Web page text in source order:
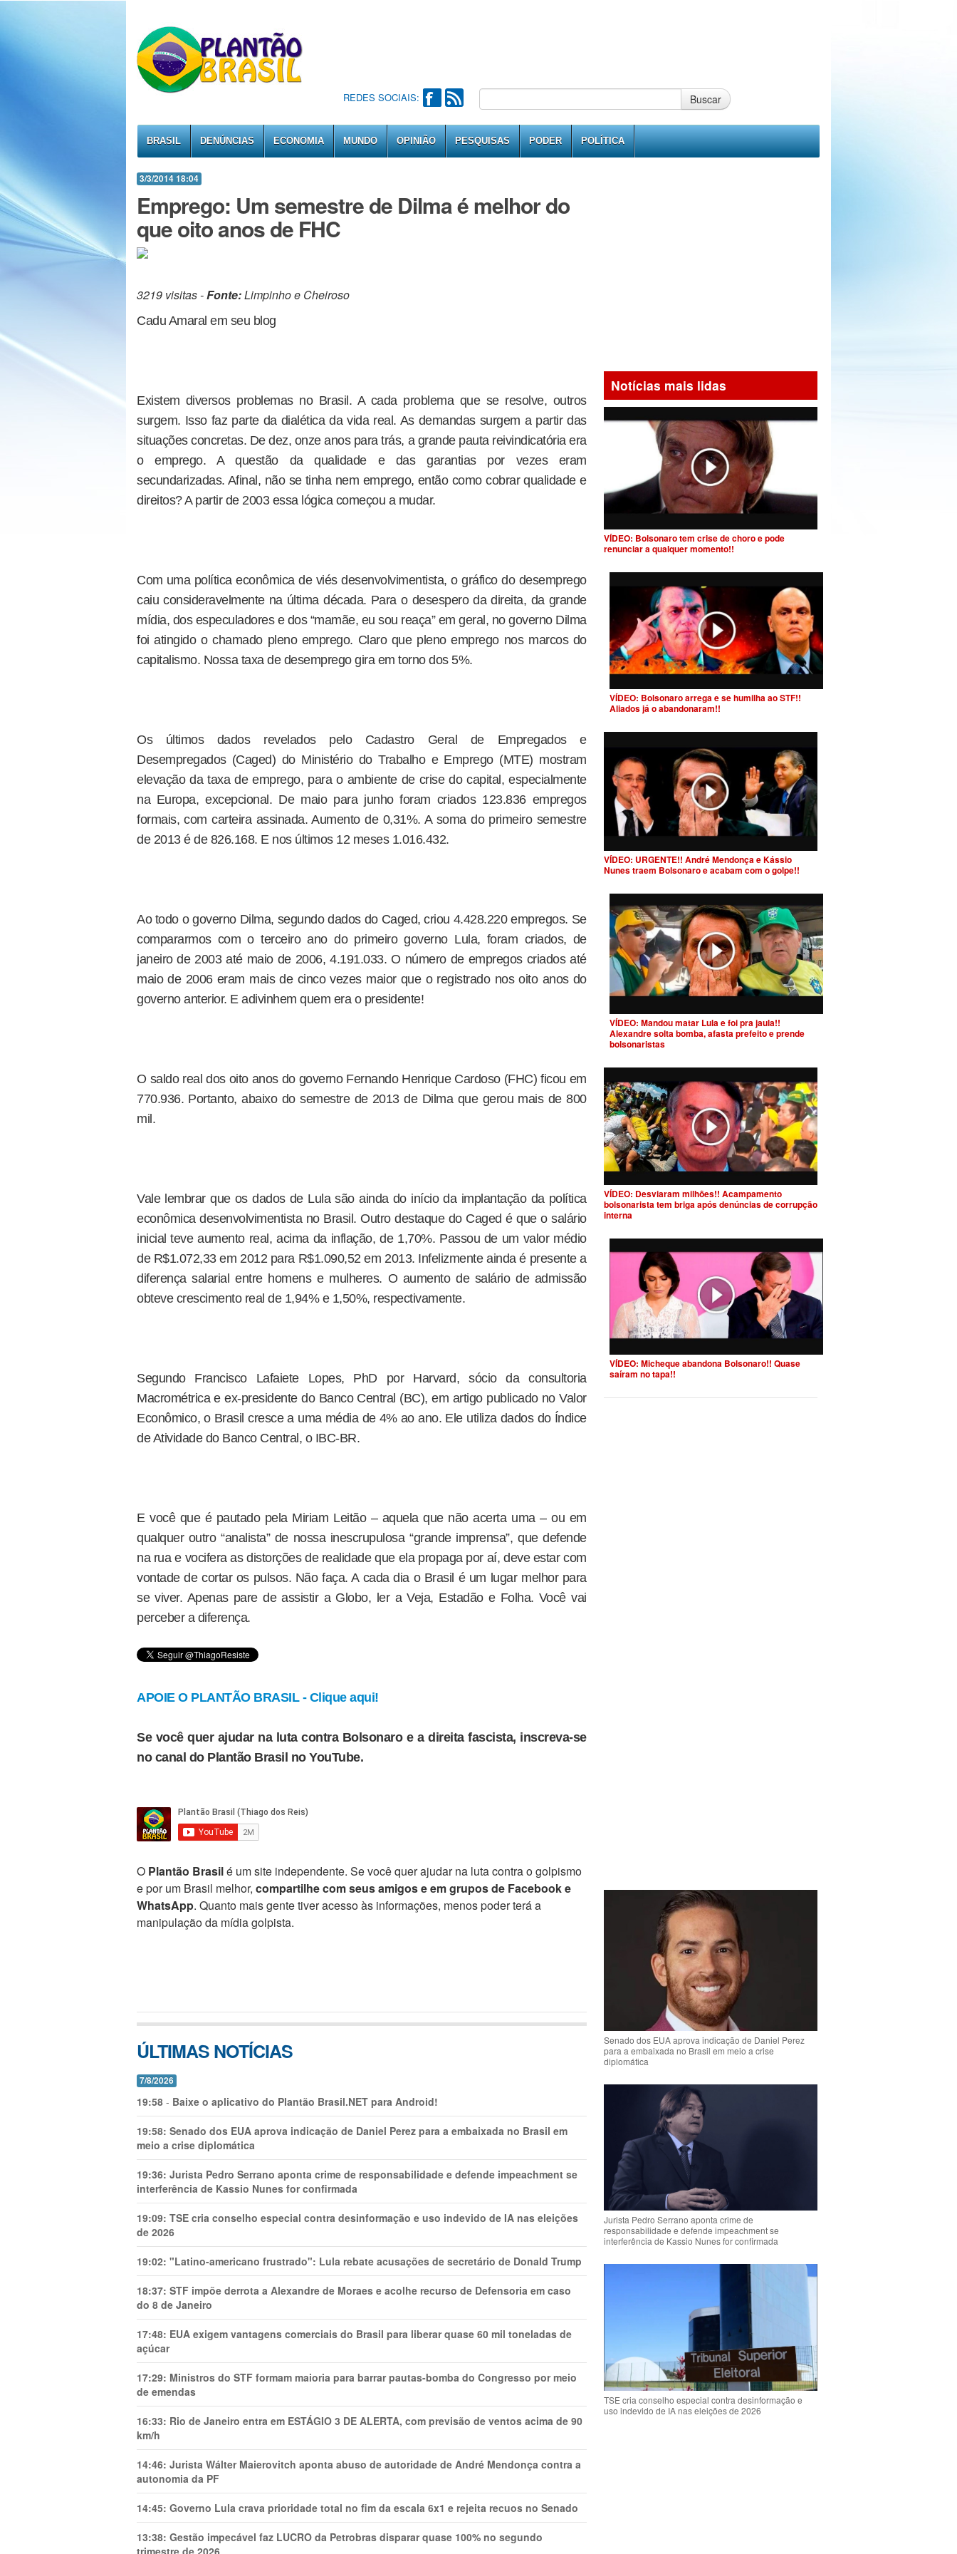
REDES SOCIAIS: Buscar
BRASIL DENÚNCIAS ECONOMIA MUNDO OPINIÃO PESQUISAS PODER POLÍTICA
3/3/2014 18:04
Emprego: Um semestre de Dilma é melhor do
que oito anos de FHC
3219 visitas -Fonte:Limpinho e Cheiroso
Cadu Amaral em seu blog
Existem diversos problemas no Brasil. A cada problema que se resolve, outros
surgem. Isso faz parte da dialética da vida real. As demandas surgem a partir das
situações concretas. De dez, onze anos para trás, a grande pauta reivindicatória era
o emprego. A questão da qualidade e das garantias por vezes eram
secundarizadas. Afinal, não se tinha nem emprego, então como cobrar qualidade e
direitos? A partir de 2003 essa lógica começou a mudar.
Com uma política econômica de viés desenvolvimentista, o gráfico do desemprego
caiu consideravelmente na última década. Para o desespero da direita, da grande
mídia, dos especuladores e dos “mamãe, eu sou reaça” em geral, no governo Dilma
foi atingido o chamado pleno emprego. Claro que pleno emprego nos marcos do
capitalismo. Nossa taxa de desemprego gira em torno dos 5%.
Os últimos dados revelados pelo Cadastro Geral de Empregados e
Desempregados (Caged) do Ministério do Trabalho e Emprego (MTE) mostram
elevação da taxa de emprego, para o ambiente de crise do capital, especialmente
na Europa, excepcional. De maio para junho foram criados 123.836 empregos
formais, com carteira assinada. Aumento de 0,31%. A soma do primeiro semestre
de 2013 é de 826.168. E nos últimos 12 meses 1.016.432.
Ao todo o governo Dilma, segundo dados do Caged, criou 4.428.220 empregos. Se
compararmos com o terceiro ano do primeiro governo Lula, foram criados, de
janeiro de 2003 até maio de 2006, 4.191.033. O número de empregos criados até
maio de 2006 eram mais de cinco vezes maior que o registrado nos oito anos do
governo anterior. E adivinhem quem era o presidente!
O saldo real dos oito anos do governo Fernando Henrique Cardoso (FHC) ficou em
770.936. Portanto, abaixo do semestre de 2013 de Dilma que gerou mais de 800
mil.
Vale lembrar que os dados de Lula são ainda do início da implantação da política
econômica desenvolvimentista no Brasil. Outro destaque do Caged é que o salário
inicial teve aumento real, acima da inflação, de 1,70%. Passou de um valor médio
de R$1.072,33 em 2012 para R$1.090,52 em 2013. Infelizmente ainda é presente a
diferença salarial entre homens e mulheres. O aumento de salário de admissão
obteve crescimento real de 1,94% e 1,50%, respectivamente.
Segundo Francisco Lafaiete Lopes, PhD por Harvard, sócio da consultoria
Macrométrica e ex-presidente do Banco Central (BC), em artigo publicado no Valor
Econômico, o Brasil cresce a uma média de 4% ao ano. Ele utiliza dados do Índice
de Atividade do Banco Central, o IBC-BR.
E você que é pautado pela Miriam Leitão – aquela que não acerta uma – ou em
qualquer outro “analista” de nossa inescrupulosa “grande imprensa”, que defende
na rua e vocifera as distorções de realidade que ela propaga por aí, deve estar com
vontade de cortar os pulsos. Não faça. A cada dia o Brasil é um lugar melhor para
se viver. Apenas pare de assistir a Globo, ler a Veja, Estadão e Folha. Você vai
perceber a diferença.
APOIE O PLANTÃO BRASIL - Clique aqui!
Se você quer ajudar na luta contra Bolsonaro e a direita fascista, inscreva-se
no canal do Plantão Brasil no YouTube.
O Plantão Brasilé um site independente. Se você quer ajudar na luta contra o golpismo
e por um Brasil melhor, compartilhe com seus amigos e em grupos de Facebook e
WhatsApp. Quanto mais gente tiver acesso às informações, menos poder terá a
manipulação da mídia golpista.
ÚLTIMAS NOTÍCIAS
7/8/2026
19:58 - Baixe o aplicativo do Plantão Brasil.NET para Android!
19:58: Senado dos EUA aprova indicação de Daniel Perez para a embaixada no Brasil em
meio a crise diplomática
19:36: Jurista Pedro Serrano aponta crime de responsabilidade e defende impeachment se
interferência de Kassio Nunes for confirmada
19:09: TSE cria conselho especial contra desinformação e uso indevido de IA nas eleições
de 2026
19:02: "Latino-americano frustrado": Lula rebate acusações de secretário de Donald Trump
18:37: STF impõe derrota a Alexandre de Moraes e acolhe recurso de Defensoria em caso
do 8 de Janeiro
17:48: EUA exigem vantagens comerciais do Brasil para liberar quase 60 mil toneladas de
açúcar
17:29: Ministros do STF formam maioria para barrar pautas-bomba do Congresso por meio
de emendas
16:33: Rio de Janeiro entra em ESTÁGIO 3 DE ALERTA, com previsão de ventos acima de 90
km/h
14:46: Jurista Wálter Maierovitch aponta abuso de autoridade de André Mendonça contra a
autonomia da PF
14:45: Governo Lula crava prioridade total no fim da escala 6x1 e rejeita recuos no Senado
13:38: Gestão impecável faz LUCRO da Petrobras disparar quase 100% no segundo
trimestre de 2026
Notícias mais lidas
VÍDEO: Bolsonaro tem crise de choro e pode
renunciar a qualquer momento!!
VÍDEO: Bolsonaro arrega e se humilha ao STF!!
Aliados já o abandonaram!!
VÍDEO: URGENTE!! André Mendonça e Kássio
Nunes traem Bolsonaro e acabam com o golpe!!
VÍDEO: Mandou matar Lula e foi pra jaula!!
Alexandre solta bomba, afasta prefeito e prende
bolsonaristas
VÍDEO: Desviaram milhões!! Acampamento
bolsonarista tem briga após denúncias de corrupção
interna
VÍDEO: Micheque abandona Bolsonaro!! Quase
saíram no tapa!!
Senado dos EUA aprova indicação de Daniel Perez
para a embaixada no Brasil em meio a crise
diplomática
Jurista Pedro Serrano aponta crime de
responsabilidade e defende impeachment se
interferência de Kassio Nunes for confirmada
TSE cria conselho especial contra desinformação e
uso indevido de IA nas eleições de 2026